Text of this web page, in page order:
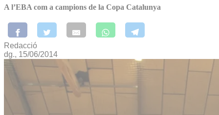
A l’EBA com a campions de la Copa Catalunya
Redacció
dg., 15/06/2014